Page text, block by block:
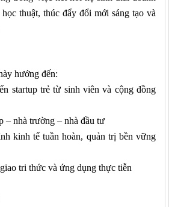
thuật, thúc đẩy đổi mới sáng tạo và
hướng đến:
startup trẻ từ sinh viên và cộng đồng
– nhà trường – nhà đầu tư
kinh tế tuần hoàn, quản trị bền vững
tri thức và ứng dụng thực tiễn